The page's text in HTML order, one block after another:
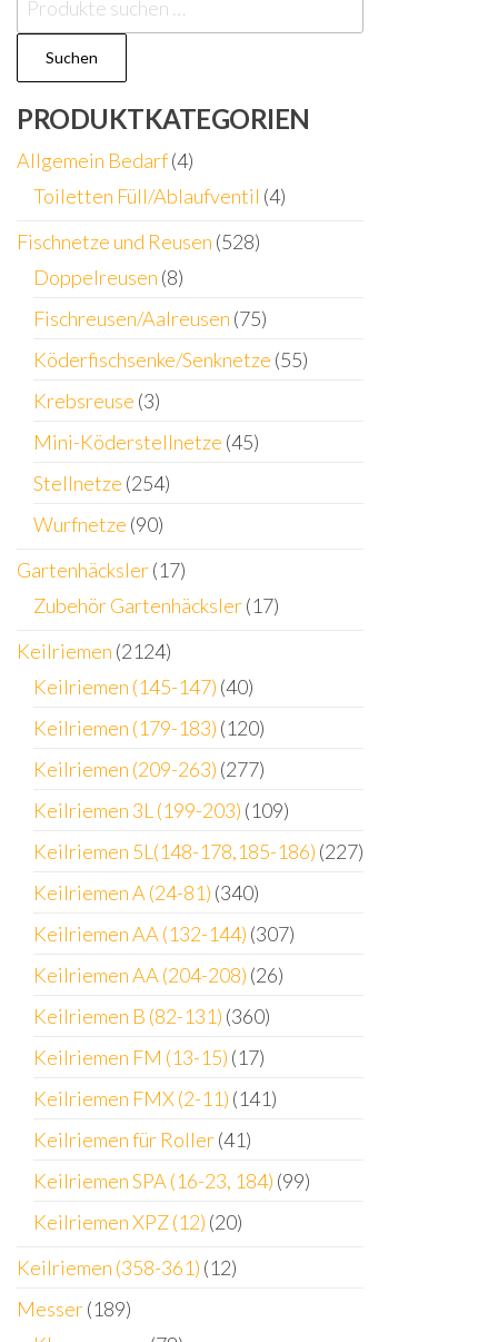
nach:
Suchen
PRODUKTKATEGORIEN
Allgemein Bedarf(4)
Toiletten Füll/Ablaufventil (4)
Fischnetze und Reusen (528)
Doppelreusen (8)
Fischreusen/Aalreusen (75)
Köderfischsenke/Senknetze (55)
Krebsreuse (3)
Mini-Köderstellnetze (45)
Stellnetze (254)
Wurfnetze (90)
Gartenhäcksler(17)
Zubehör Gartenhäcksler(17)
Keilriemen (2124)
Keilriemen (145-147) (40)
Keilriemen (179-183) (120)
Keilriemen (209-263) (277)
Keilriemen 3L (199-203) (109)
Keilriemen 5L(148-178,185-186) (227)
Keilriemen A (24-81) (340)
Keilriemen AA (132-144) (307)
Keilriemen AA (204-208) (26)
Keilriemen B (82-131) (360)
Keilriemen FM (13-15) (17)
Keilriemen FMX (2-11) (141)
Keilriemen für Roller(41)
Keilriemen SPA (16-23, 184) (99)
Keilriemen XPZ (12) (20)
Keilriemen (358-361) (12)
Messer(189)